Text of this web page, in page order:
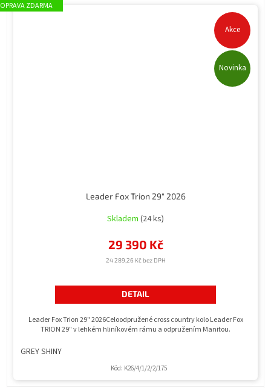
Akce
Novinka
ZDARMA
Leader Fox Trion 29" 2026
Skladem (24 ks)
24 289,26 Kč bez DPH
29 390 Kč
DETAIL
Leader Fox Trion 29" 2026Celoodpružené cross country kolo Leader Fox
TRION 29" v lehkém hliníkovém rámu a odpružením Manitou.
GREY SHINY
Kód: K26/4/1/2/2/175